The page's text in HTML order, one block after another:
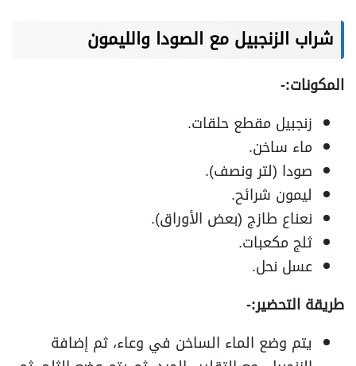
شراب الزنجبيل مع الصودا والليمون
المكونات:-
زنجبيل مقطع حلقات.
ماء ساخن.
صودا (لتر ونصف).
ليمون شرائح.
نعناع طازج (بعض الأوراق).
ثلج مكعبات.
عسل نحل.
طريقة التحضير:-
يتم وضع الماء الساخن في وعاء، ثم إضافة